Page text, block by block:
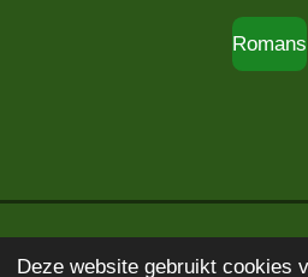
Deze website gebruikt cookies
Romans